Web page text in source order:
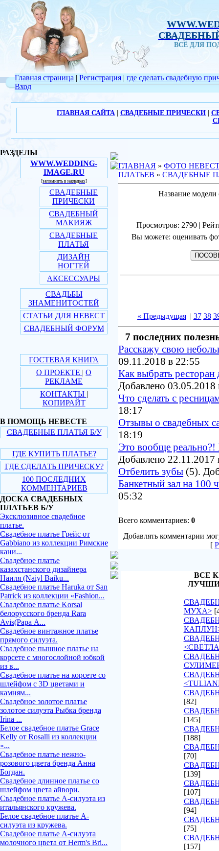
ВСЁ ДЛЯ
Главная страница | Регистрация |
Вход
где сделать свадебную
ГЛАВНАЯ САЙТА СВАДЕБНЫЕ ПРИЧЕСКИ
РАЗДЕЛЫ
WWW.WEDDING-
IMAGE.RU
[запомнить в закладках]
СВАДЕБНЫЕ
ПРИЧЕСКИ
СВАДЕБНЫЙ
МАКИЯЖ
СВАДЕБНЫЕ
ПЛАТЬЯ
ДИЗАЙН
НОГТЕЙ
АКСЕССУАРЫ
СВАДЬБЫ
ЗНАМЕНИТОСТЕЙ
СТАТЬИ ДЛЯ НЕВЕСТ
СВАДЕБНЫЙ ФОРУМ
ГОСТЕВАЯ КНИГА
О ПРОЕКТЕ | О
РЕКЛАМЕ
КОНТАКТЫ |
КОПИРАЙТ
В ПОМОЩЬ НЕВЕСТЕ
СВАДЕБНЫЕ ПЛАТЬЯ Б/У
ГДЕ КУПИТЬ ПЛАТЬЕ?
ГДЕ СДЕЛАТЬ ПРИЧЕСКУ?
100 ПОСЛЕДНИХ
КОММЕНТАРИЕВ
ДОСКА СВАДЕБНЫХ
ПЛАТЬЕВ Б/У
Эксклюзивное свадебное
платье.
Свадебное платье Грейс от
Gabbiano из коллекции Римские
кани...
Свадебное платье
казахстанского дизайнера
Наиля (Naiyl Baiku...
Свадебное платье Haruka от San
Patrick из коллекции «Fashion...
Свадебное платье Korsal
белорусского бренда Rara
Avis(Рара А...
Свадебное винтажное платье
прямого силуэта.
Свадебное пышное платье на
корсете с многослойной юбкой
из в...
Свадебное платье на корсете со
шлейфом с 3D цветами и
камням...
Свадебное золотое платье
золотое силуэта Рыбка бренда
Irina ...
Белое свадебное платье Grace
Kelly от Rosalli из коллекции
«...
Свадебное платье нежно-
розового цвета бренда Анна
Богдан.
Свадебное длинное платье со
шлейфом цвета айвори.
Свадебное платье А-силуэта из
итальянского кружева.
Белое свадебное платье А-
силуэта из кружева.
Свадебное платье А-силуэта
молочного цвета от Herm's Bri...
ГЛАВНАЯ » ФОТО
ПЛАТЬЕВ » СВАДЕБНЫЕ
Название модели
Просмотров: 2790 |
Вы можете: оценивать
« Предыдущая| 37 38
7 последних
Расскажу свою
09.11.2018 в 22:55
Как выбрать
Добавлено 03.05.2018
Что сделать с
18:17
Отзывы о свадебных
18:19
Это вообще реально?!
Добавлено 22.11.2017
Отбелить зубы (5).
Банкетный зал на 100
05:32
Всего комментариев: 0
Добавлять комментарии
[
ВСЕ
МУХА>
[82]
[145]
[188]
[70]
[139]
[107]
[94]
[75]
[157]